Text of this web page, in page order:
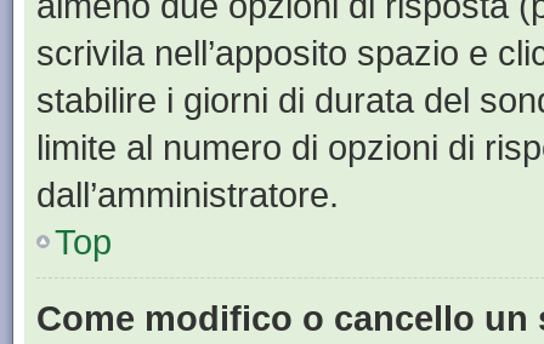
scrivila nell’apposito spazio e
stabilire i giorni di durata del
limite al numero di opzioni di
dall’amministratore.
Top
Come modifico o cancello un